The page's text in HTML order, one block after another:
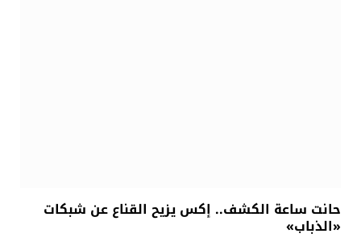
حانت ساعة الكشف.. إكس يزيح القناع عن شبكات
«الذباب»